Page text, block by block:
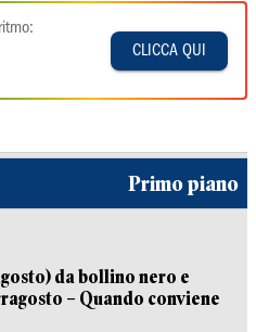
CLICCA QUI
Primo piano
da bollino nero e
– Quando conviene